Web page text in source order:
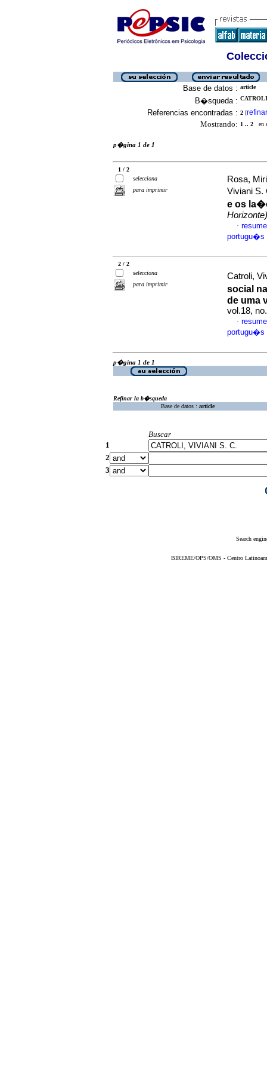
Base de datos : article
B�squeda :
Referencias encontradas : 2 [refinar
Mostrando: 1 .. 2 en
p�gina 1 de 1
1 / 2
selecciona
para imprimir
Rosa,
Viviani S.
e os
Horizonte)
·
portugu�s
2 / 2
selecciona
para imprimir
Catroli,
social
de uma
vol.18,
·
portugu�s
p�gina 1 de 1
Refinar la b�squeda
Base de datos : article
Buscar
1
2
3
Search
BIREME/OPS/OMS - Centro